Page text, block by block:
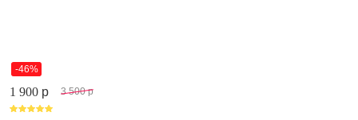
-46%
1 900 p 3 500 p